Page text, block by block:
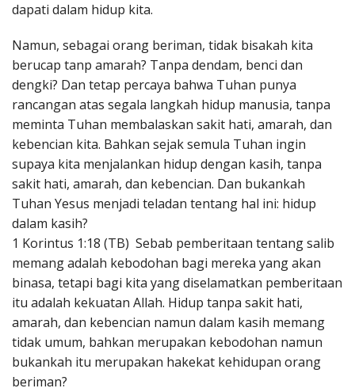
dapati dalam hidup kita.
Namun, sebagai orang beriman, tidak bisakah kita
berucap tanp amarah? Tanpa dendam, benci dan
dengki? Dan tetap percaya bahwa Tuhan punya
rancangan atas segala langkah hidup manusia, tanpa
meminta Tuhan membalaskan sakit hati, amarah, dan
kebencian kita. Bahkan sejak semula Tuhan ingin
supaya kita menjalankan hidup dengan kasih, tanpa
sakit hati, amarah, dan kebencian. Dan bukankah
Tuhan Yesus menjadi teladan tentang hal ini: hidup
dalam kasih?
1 Korintus 1:18 (TB) Sebab pemberitaan tentang salib
memang adalah kebodohan bagi mereka yang akan
binasa, tetapi bagi kita yang diselamatkan pemberitaan
itu adalah kekuatan Allah. Hidup tanpa sakit hati,
amarah, dan kebencian namun dalam kasih memang
tidak umum, bahkan merupakan kebodohan namun
bukankah itu merupakan hakekat kehidupan orang
beriman?